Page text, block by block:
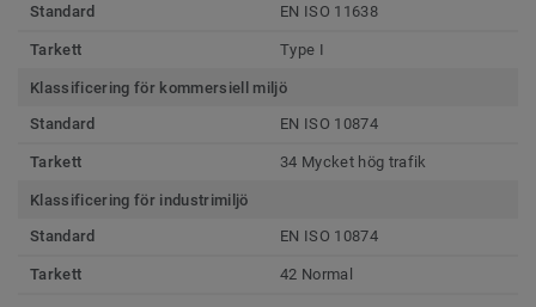
Standard
EN ISO 11638
Tarkett Type I
Klassificering för kommersiell miljö
Standard
EN ISO 10874
Tarkett 34 Mycket hög trafik
Klassificering för industrimiljö
Standard
EN ISO 10874
Tarkett 42 Normal